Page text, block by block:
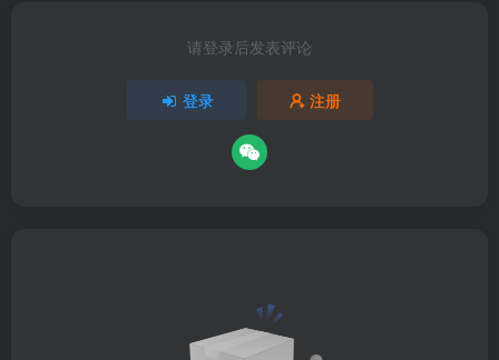
请登录后发表评论
登录 注册